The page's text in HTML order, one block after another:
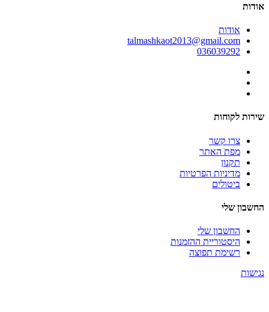
אודות
אודות
talmashkaot2013@gmail.com
036039292
שירות לקוחות
צרו קשר
מפת האתר
תקנון
מדיניות הפרטיות
ביטולים
החשבון שלי
החשבון שלי
היסטוריית ההזמנות
רשימת תפוצה
נגישות